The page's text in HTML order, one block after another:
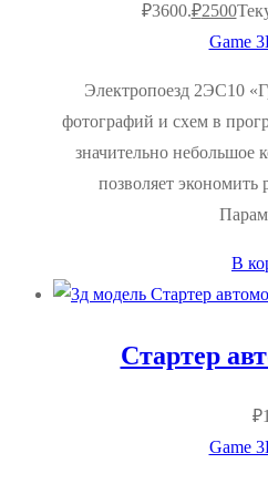
₽3600.₽2500
Game
Электропоезд 2ЭС10
фотографий и схем в
значительно небольшое
позволяет экономить
В
Стартер
₽
Game